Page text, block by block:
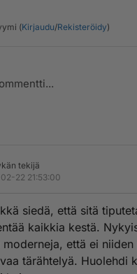
(Kirjaudu/Rekisteröidy)
tekijä
22 21:53:00
siedä, että sitä
kaikkia kestä.
moderneja, että ei
tärähtelyä. Huolehdi